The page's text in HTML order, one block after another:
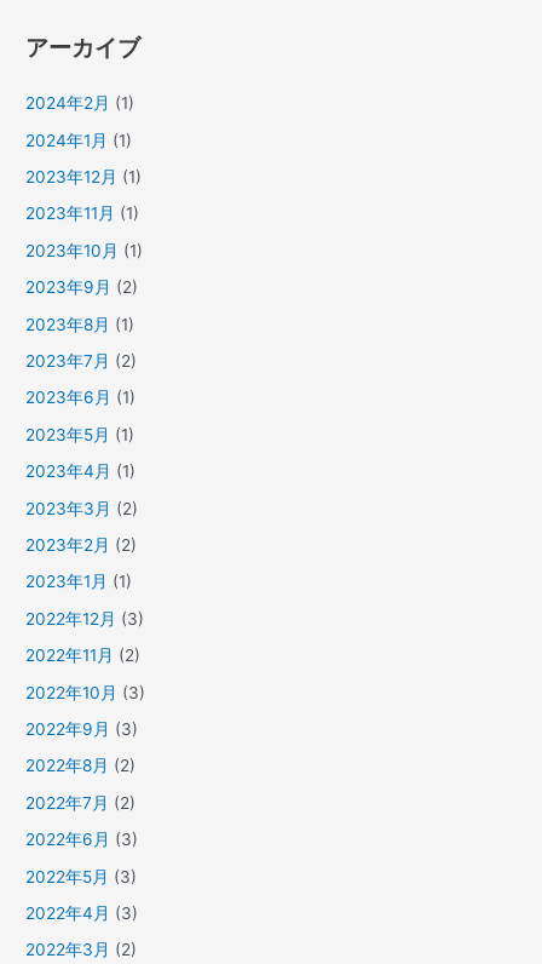
アーカイブ
2024年2月 (1)
2024年1月 (1)
2023年12月 (1)
2023年11月 (1)
2023年10月 (1)
2023年9月 (2)
2023年8月 (1)
2023年7月 (2)
2023年6月 (1)
2023年5月 (1)
2023年4月 (1)
2023年3月 (2)
2023年2月 (2)
2023年1月 (1)
2022年12月 (3)
2022年11月 (2)
2022年10月 (3)
2022年9月 (3)
2022年8月 (2)
2022年7月 (2)
2022年6月 (3)
2022年5月 (3)
2022年4月 (3)
2022年3月 (2)